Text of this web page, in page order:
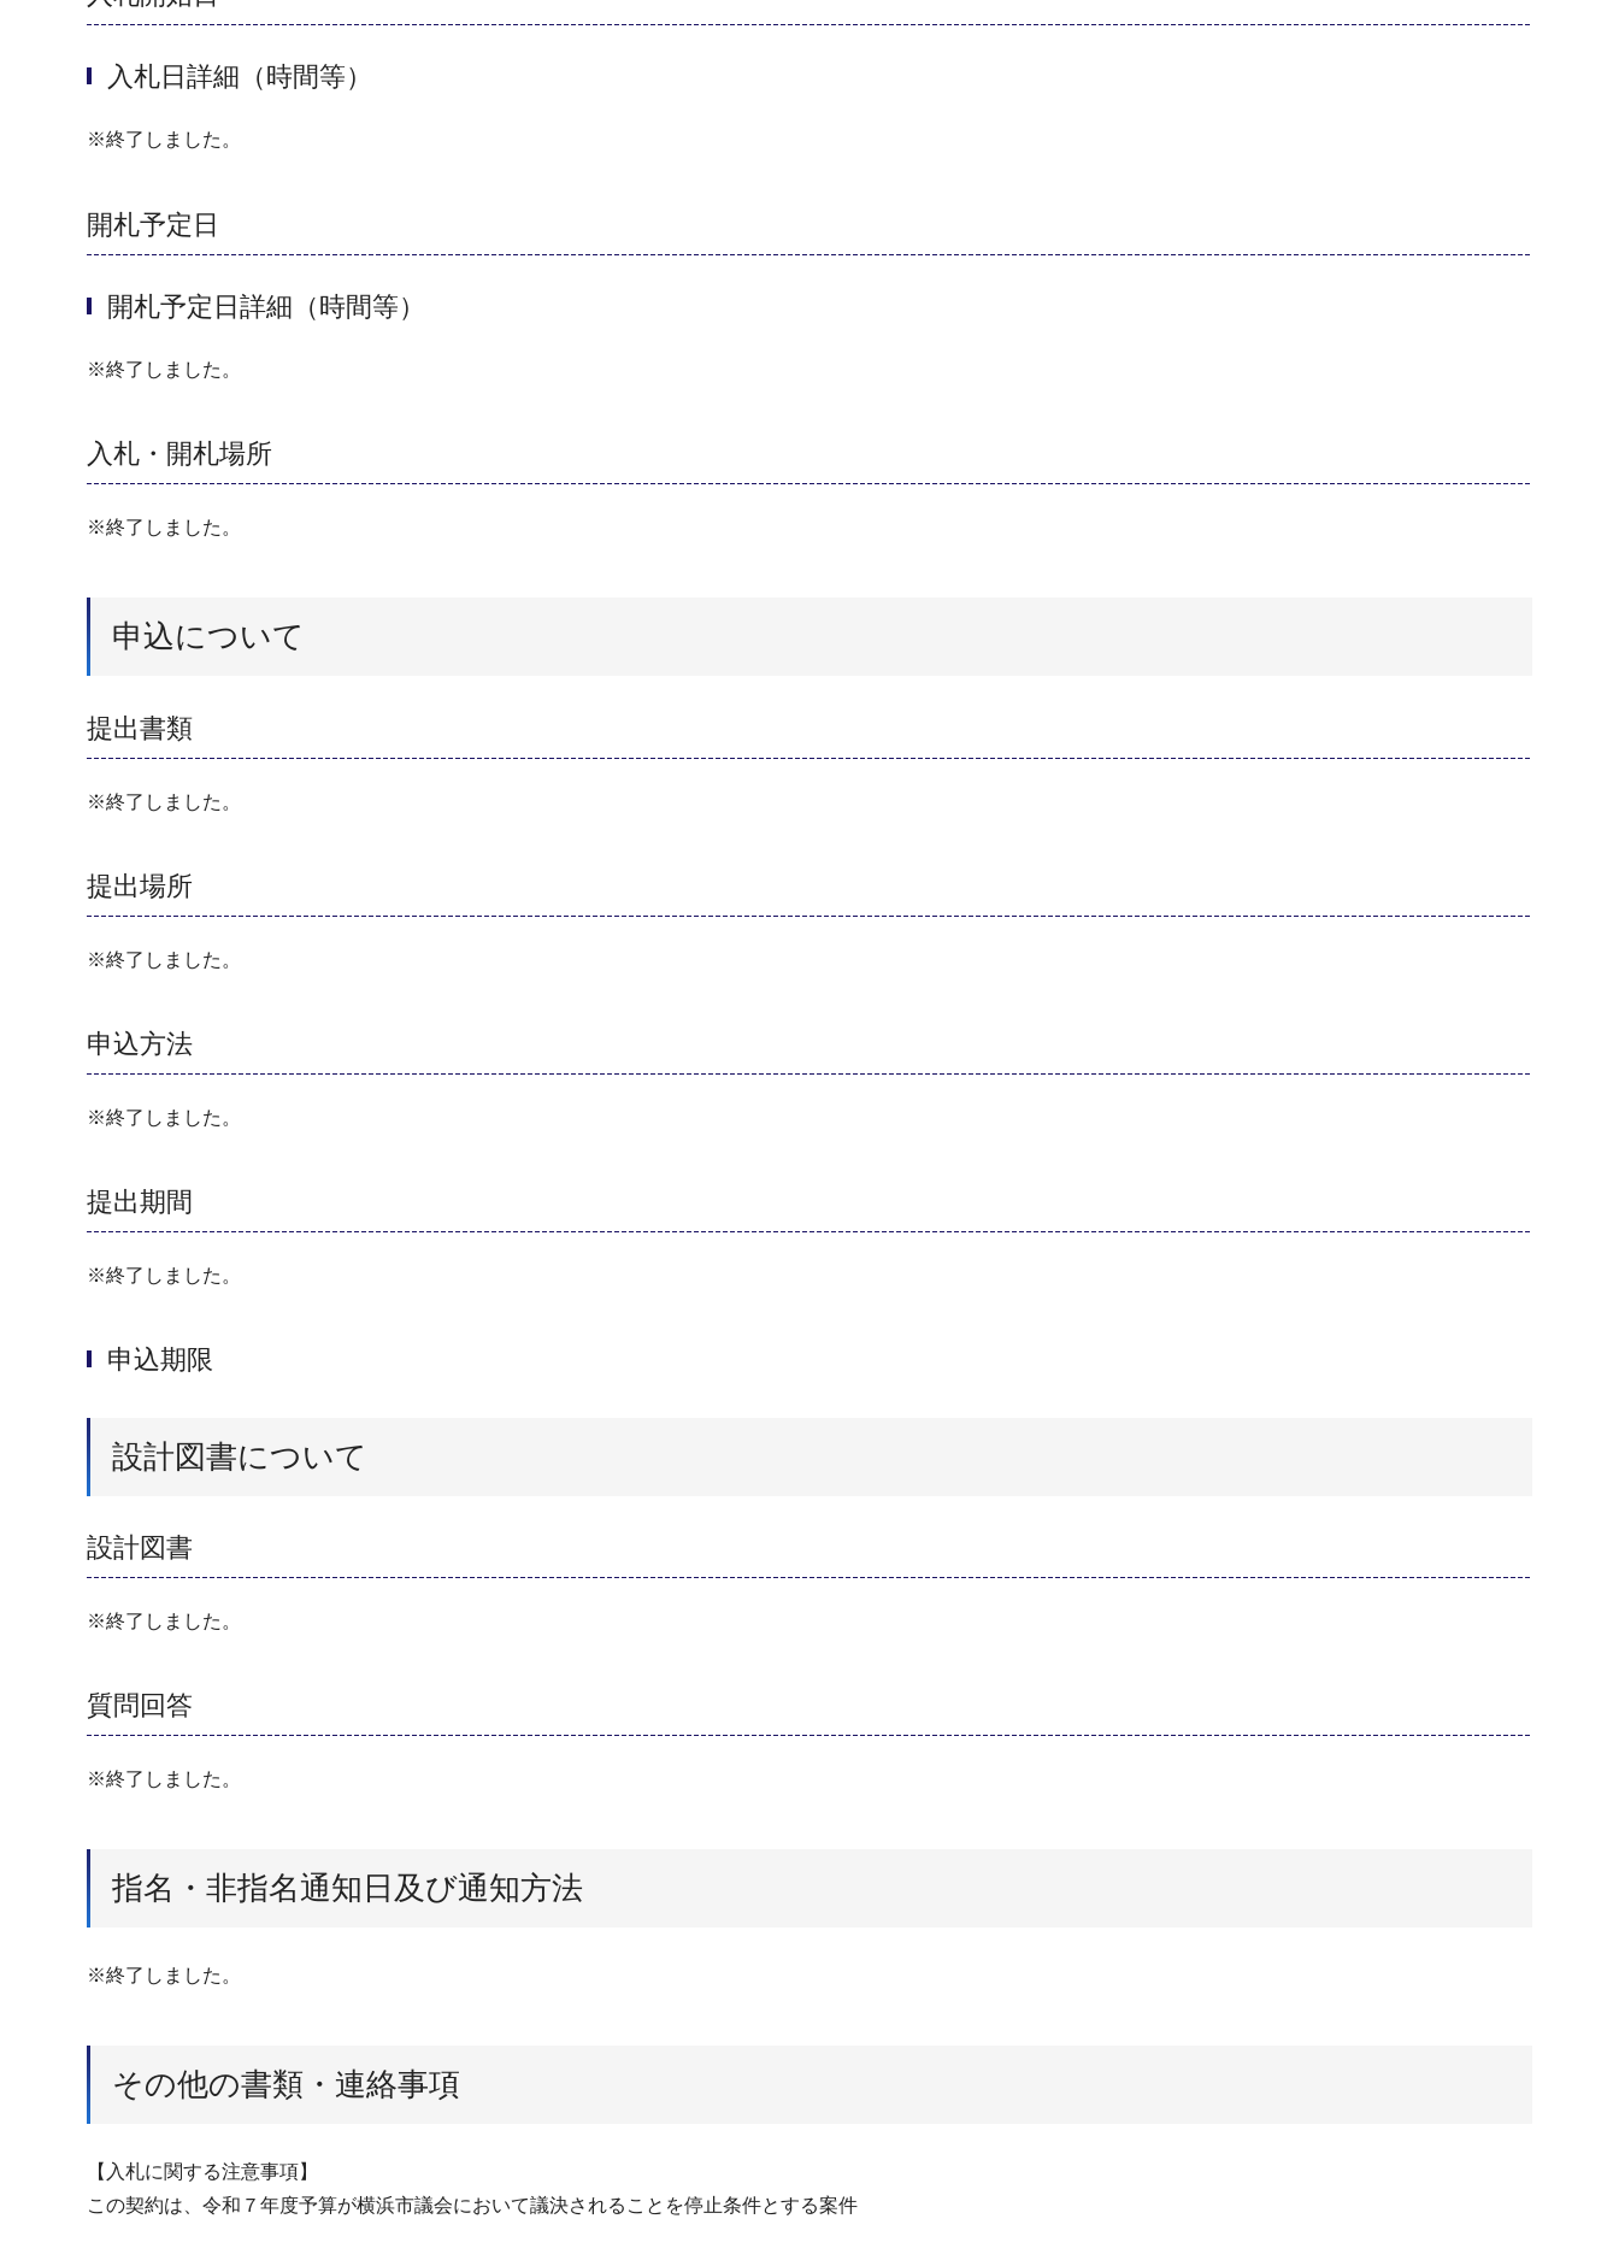
入札日詳細（時間等）
※終了しました。
開札予定日
開札予定日詳細（時間等）
※終了しました。
入札・開札場所
※終了しました。
申込について
提出書類
※終了しました。
提出場所
※終了しました。
申込方法
※終了しました。
提出期間
※終了しました。
申込期限
設計図書について
設計図書
※終了しました。
質問回答
※終了しました。
指名・非指名通知日及び通知方法
※終了しました。
その他の書類・連絡事項
【入札に関する注意事項】
この契約は、令和７年度予算が横浜市議会において議決されることを停止条件とする案件